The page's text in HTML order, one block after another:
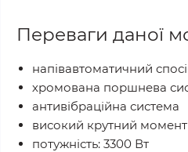
Переваги даної
напівавтоматичний
хромована поршнева
антивібраційна система
високий крутний
потужність: 3300 Вт